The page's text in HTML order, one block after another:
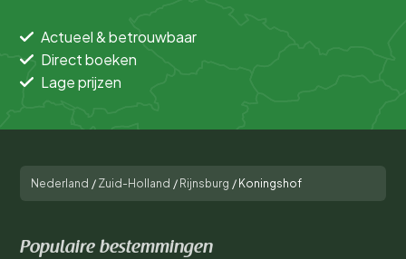
Actueel & betrouwbaar
Direct boeken
Lage prijzen
Nederland / Zuid-Holland / Rijnsburg / Koningshof
Populaire bestemmingen